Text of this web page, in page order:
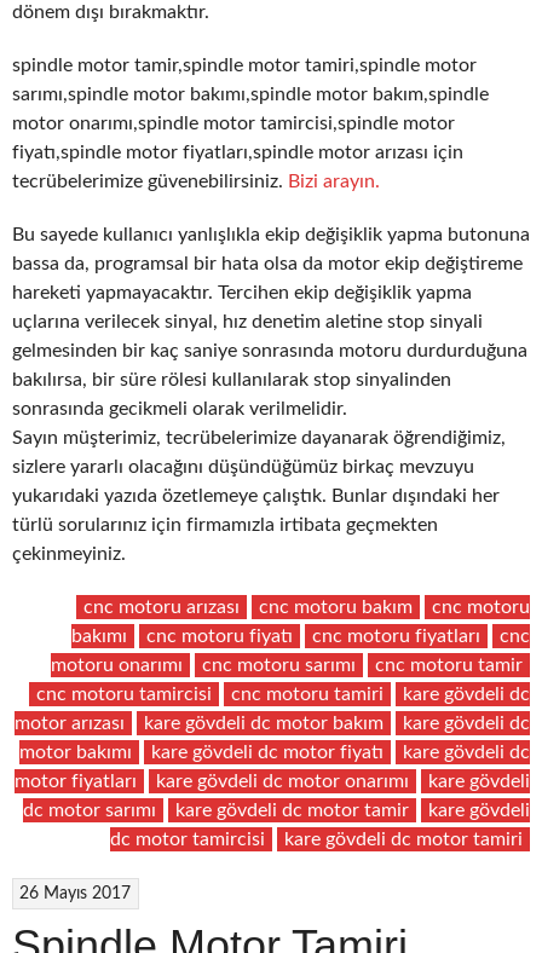
dönem dışı bırakmaktır.
spindle motor tamir,spindle motor tamiri,spindle motor
sarımı,spindle motor bakımı,spindle motor bakım,spindle
motor onarımı,spindle motor tamircisi,spindle motor
fiyatı,spindle motor fiyatları,spindle motor arızası için
tecrübelerimize güvenebilirsiniz. Bizi arayın.
Bu sayede kullanıcı yanlışlıkla ekip değişiklik yapma butonuna
bassa da, programsal bir hata olsa da motor ekip değiştireme
hareketi yapmayacaktır. Tercihen ekip değişiklik yapma
uçlarına verilecek sinyal, hız denetim aletine stop sinyali
gelmesinden bir kaç saniye sonrasında motoru durdurduğuna
bakılırsa, bir süre rölesi kullanılarak stop sinyalinden
sonrasında gecikmeli olarak verilmelidir.
Sayın müşterimiz, tecrübelerimize dayanarak öğrendiğimiz,
sizlere yararlı olacağını düşündüğümüz birkaç mevzuyu
yukarıdaki yazıda özetlemeye çalıştık. Bunlar dışındaki her
türlü sorularınız için firmamızla irtibata geçmekten
çekinmeyiniz.
cnc motoru arızası cnc motoru bakım
cnc motoru
bakımı
cnc motoru fiyatı cnc motoru fiyatları
cnc
motoru onarımı
cnc motoru sarımı
cnc motoru tamir
cnc motoru tamircisi
cnc motoru tamiri
kare gövdeli dc
motor arızası
kare gövdeli dc motor bakım
kare gövdeli dc
motor bakımı
kare gövdeli dc motor fiyatı
kare gövdeli dc
motor fiyatları
kare gövdeli dc motor onarımı
kare gövdeli
dc motor sarımı
kare gövdeli dc motor tamir
kare gövdeli
dc motor tamircisi
kare gövdeli dc motor tamiri
26 Mayıs 2017